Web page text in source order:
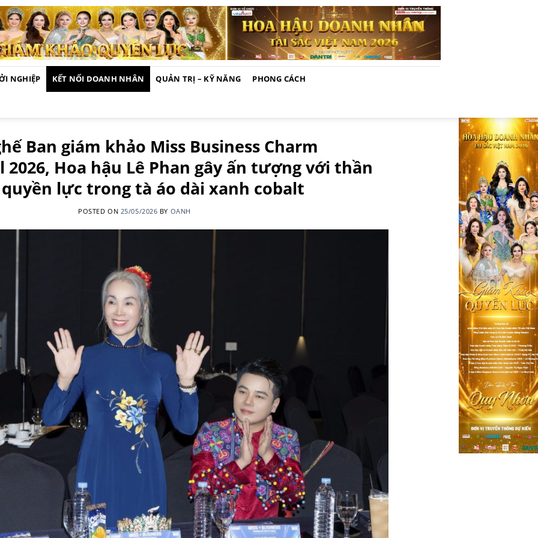
NGHIỆP KẾT NỐI DOANH NHÂN QUẢN TRỊ – KỸ NĂNG PHONG CÁCH
Ban giám khảo Miss Business Charm
Hoa hậu Lê Phan gây ấn tượng với thần
lực trong tà áo dài xanh cobalt
POSTED ON 25/05/2026 BY OANH